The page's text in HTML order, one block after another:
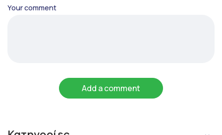
Your comment
Add a comment